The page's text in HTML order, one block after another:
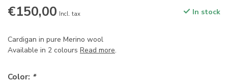
€150,00 Incl. tax In stock
Cardigan in pure Merino wool
Available in 2 colours Read more.
Color: *